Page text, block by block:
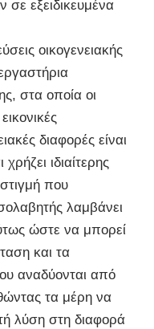
εξειδικευμένα
οικογενειακής
στα οποία οι
διαφορές είναι
ιδιαίτερης
που
λαμβάνει
ώστε να μπορεί
και τα
αναδύονται από
τα μέρη να
λύση στη διαφορά